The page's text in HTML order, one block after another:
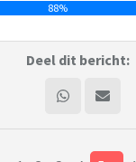
overal
briefjes,
mee,
herinneren,
88%
Deel dit bericht: